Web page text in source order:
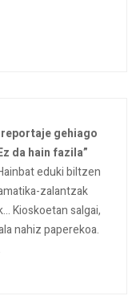
gehiago
da hain fazila”
eduki biltzen
zalantzak
Kioskoetan salgai,
nahiz paperekoa.